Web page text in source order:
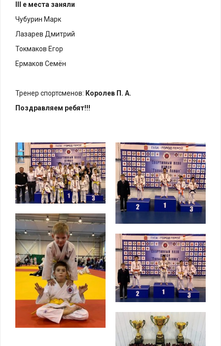
III е места заняли
Чубурин Марк
Лазарев Дмитрий
Токмаков Егор
Ермаков Семён
Тренер спортсменов: Королев П. А.
Поздравляем ребят!!!